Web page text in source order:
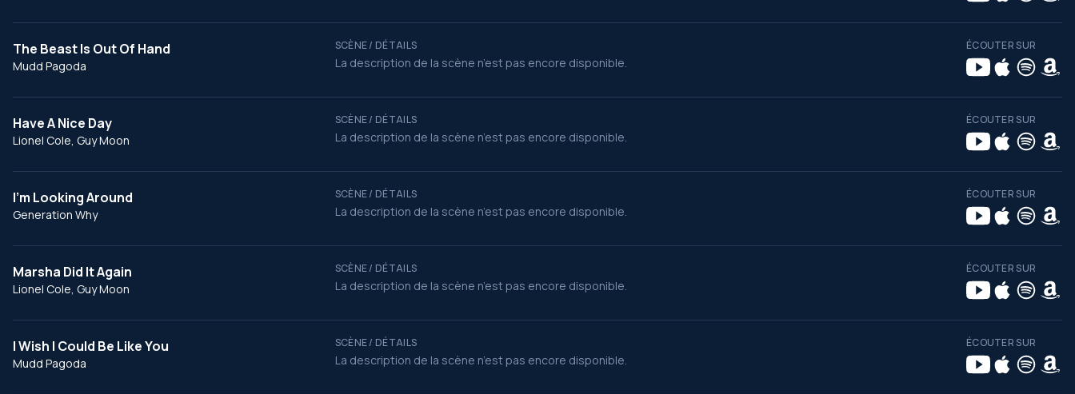
The Beast Is Out Of Hand
Mudd Pagoda
SCÈNE / DÉTAILS
La description de la scène n’est pas encore disponible.
ÉCOUTER SUR
Have A Nice Day
Lionel Cole, Guy Moon
SCÈNE / DÉTAILS
La description de la scène n’est pas encore disponible.
ÉCOUTER SUR
I'm Looking Around
Generation Why
SCÈNE / DÉTAILS
La description de la scène n’est pas encore disponible.
ÉCOUTER SUR
Marsha Did It Again
Lionel Cole, Guy Moon
SCÈNE / DÉTAILS
La description de la scène n’est pas encore disponible.
ÉCOUTER SUR
I Wish I Could Be Like You
Mudd Pagoda
SCÈNE / DÉTAILS
La description de la scène n’est pas encore disponible.
ÉCOUTER SUR